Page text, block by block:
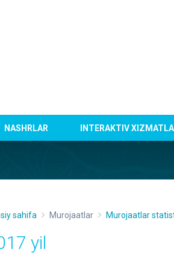
NASHRLAR INTERAKTIV
sahifa Murojaatlar Murojaatlar
yil